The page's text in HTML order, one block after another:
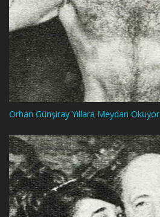
Orhan Günşiray Yıllara Meydan Okuyor